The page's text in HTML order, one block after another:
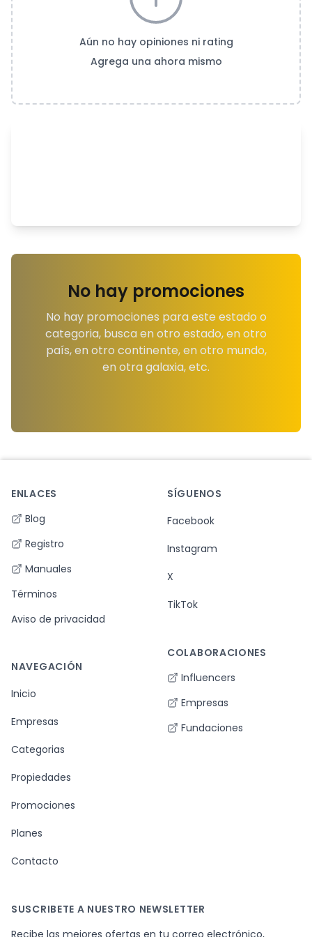
Aún no hay opiniones ni rating
Agrega una ahora mismo
No hay promociones
No hay promociones para este estado o
categoria, busca en otro estado, en otro
país, en otro continente, en otro mundo,
en otra galaxia, etc.
Footer
ENLACES
Blog
Registro
Manuales
Términos
Aviso de privacidad
NAVEGACIÓN
Inicio
Empresas
Categorias
Propiedades
Promociones
Planes
Contacto
SÍGUENOS
Facebook
Instagram
X
TikTok
COLABORACIONES
Influencers
Empresas
Fundaciones
SUSCRIBETE A NUESTRO NEWSLETTER